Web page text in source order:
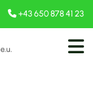
 +43 650 878 41 23